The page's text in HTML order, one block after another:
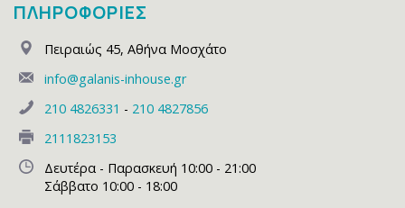
ΠΛΗΡΟΦΟΡΙΕΣ
Πειραιώς 45, Αθήνα Μοσχάτο
info@galanis-inhouse.gr
210 4826331 - 210 4827856
2111823153
Δευτέρα - Παρασκευή 10:00 - 21:00
Σάββατο 10:00 - 18:00